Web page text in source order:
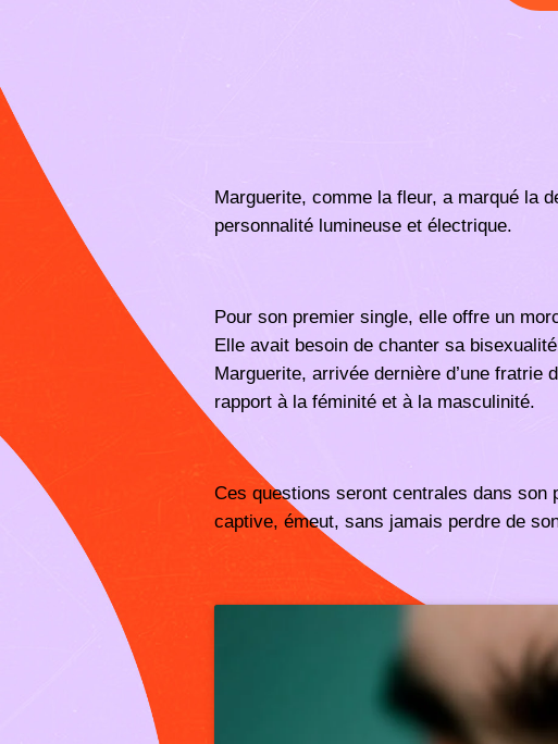
Marguerite, comme la fleur, a marqué la
personnalité lumineuse et électrique.
Pour son premier single, elle offre un
Elle avait besoin de chanter sa
Marguerite, arrivée dernière d’une
rapport à la féminité et à la masculinité.
Ces questions seront centrales dans
captive, émeut, sans jamais perdre de